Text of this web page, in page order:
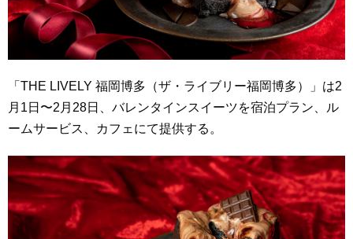
「THE LIVELY 福岡博多（ザ・ライブリー福岡博多）」は2
月1日〜2月28日、バレンタインスイーツを宿泊プラン、ル
ームサービス、カフェにて提供する。